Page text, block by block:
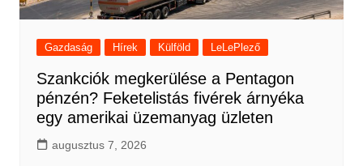
Gazdaság Hírek Külföld LeLePlező
Szankciók megkerülése a Pentagon
pénzén? Feketelistás fivérek árnyéka
egy amerikai üzemanyag üzleten
augusztus 7, 2026